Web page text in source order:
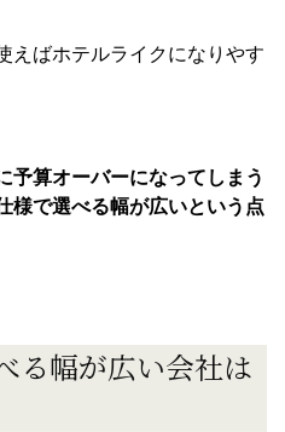
えばホテルライクになりやす
予算オーバーになってしまう
様で選べる幅が広いという点
る幅が広い会社は